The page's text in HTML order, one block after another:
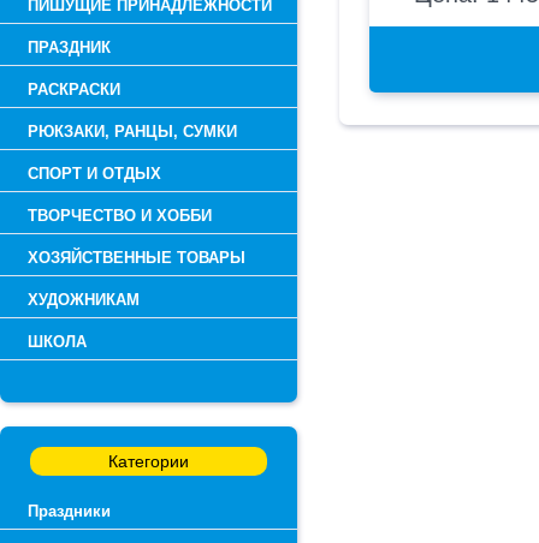
ПИШУЩИЕ ПРИНАДЛЕЖНОСТИ
ПРАЗДНИК
РАСКРАСКИ
РЮКЗАКИ, РАНЦЫ, СУМКИ
СПОРТ И ОТДЫХ
ТВОРЧЕСТВО И ХОББИ
ХОЗЯЙСТВЕННЫЕ ТОВАРЫ
ХУДОЖНИКАМ
ШКОЛА
Категории
Праздники